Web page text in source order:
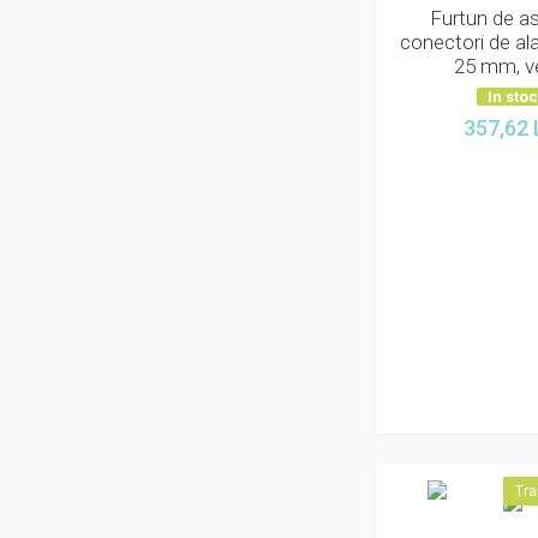
Furtun de
conectori de
25 mm,
In stoc
357,62